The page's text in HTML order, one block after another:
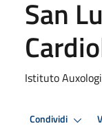
San
Istituto
Condividi